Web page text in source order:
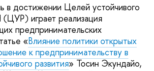
в достижении Целей устойчивого
играет реализация
предпринимательских
«Влияние политики открытых
к предпринимательству в
развития» Тосин Экундайо,